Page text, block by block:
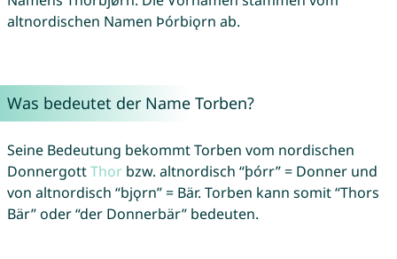
altnordischen Namen Þórbiǫrn ab.
Was bedeutet der Name Torben?
Seine Bedeutung bekommt Torben vom nordischen
DonnergottThorbzw. altnordisch “þórr” = Donner und
von altnordisch “bjǫrn” = Bär. Torben kann somit “Thors
Bär” oder “der Donnerbär” bedeuten.